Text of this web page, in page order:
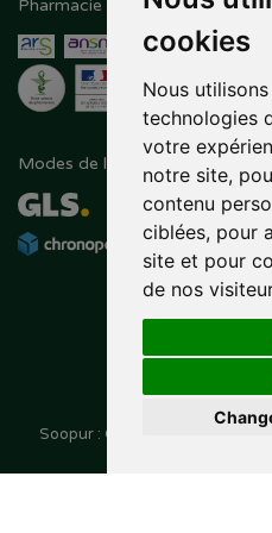
cookies
Nous
technologies
votre
notre site,
contenu
ciblées, pour
site et pour
de nos
Pharmacie en ligne agréée
Modes de livraison
Soopur : Cosmétiques, soin de